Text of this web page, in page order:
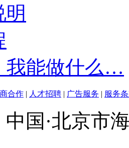
我能做什么…
合作 | 人才招聘 | 广告服务 | 服务
国·北京市